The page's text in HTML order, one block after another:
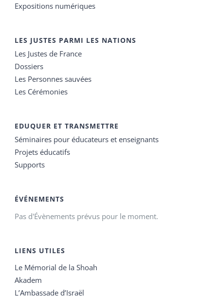
Expositions numériques
LES JUSTES PARMI LES NATIONS
Les Justes de France
Dossiers
Les Personnes sauvées
Les Cérémonies
EDUQUER ET TRANSMETTRE
Séminaires pour éducateurs et enseignants
Projets éducatifs
Supports
ÉVÉNEMENTS
Pas d'Évènements prévus pour le moment.
LIENS UTILES
Le Mémorial de la Shoah
Akadem
L’Ambassade d’Israël